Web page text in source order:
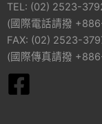
TEL: (02) 2523-
(國際電話請撥
FAX: (02) 2523-
(國際傳真請撥